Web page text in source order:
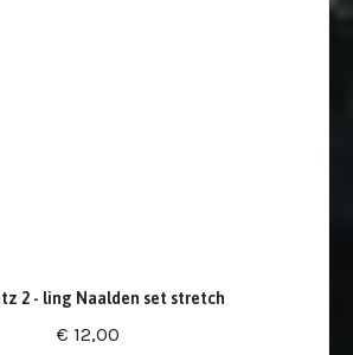
2 - ling Naalden set stretch
€ 12,00